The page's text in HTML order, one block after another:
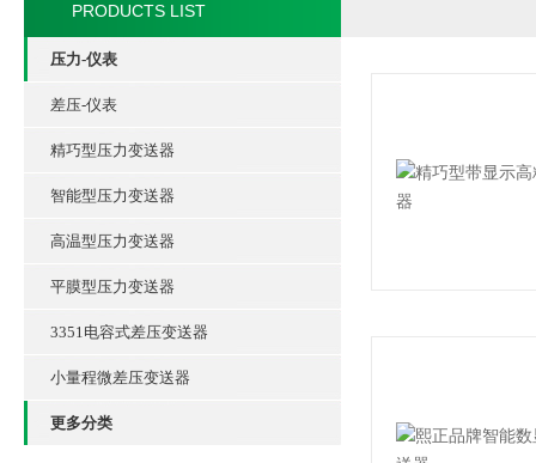
PRODUCTS LIST
压力-仪表
差压-仪表
精巧型压力变送器
智能型压力变送器
高温型压力变送器
平膜型压力变送器
3351电容式差压变送器
小量程微差压变送器
更多分类